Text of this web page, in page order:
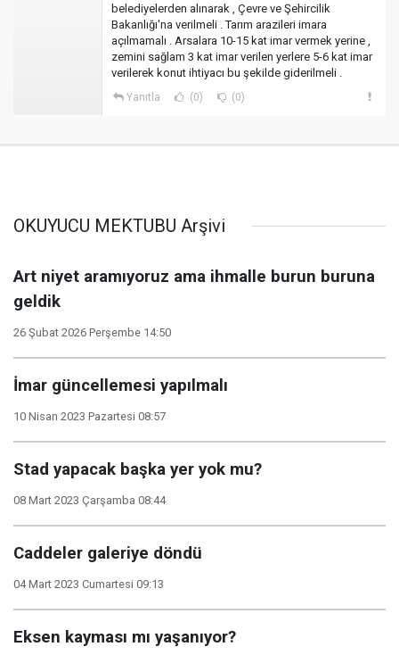
belediyelerden alınarak , Çevre ve Şehircilik
Bakanlığı'na verilmeli . Tarım arazileri imara
açılmamalı . Arsalara 10-15 kat imar vermek yerine ,
zemini sağlam 3 kat imar verilen yerlere 5-6 kat imar
verilerek konut ihtiyacı bu şekilde giderilmeli .
Yanıtla (0) (0)
OKUYUCU MEKTUBU Arşivi
Art niyet aramıyoruz ama ihmalle burun buruna
geldik
26 Şubat 2026 Perşembe 14:50
İmar güncellemesi yapılmalı
10 Nisan 2023 Pazartesi 08:57
Stad yapacak başka yer yok mu?
08 Mart 2023 Çarşamba 08:44
Caddeler galeriye döndü
04 Mart 2023 Cumartesi 09:13
Eksen kayması mı yaşanıyor?